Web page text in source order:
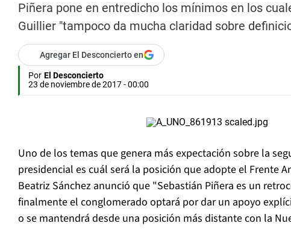
Piñera pone en entredicho los mínimos en los
Guillier "tampoco da mucha claridad sobre
Agregar El Desconcierto en
Por El Desconcierto
23 de noviembre de 2017 - 00:00
Uno de los temas que genera más expectación sobre la
presidencial es cuál será la posición que adopte el Frente
Beatriz Sánchez anunció que "Sebastián Piñera es un
finalmente el conglomerado optará por dar un apoyo
o se mantendrá desde una posición más distante con la